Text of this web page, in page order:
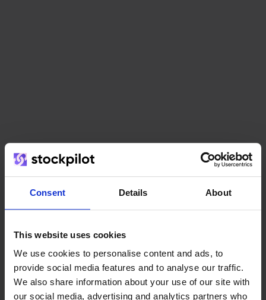
Consent Details About
This website uses cookies
We use cookies to personalise content and ads, to
provide social media features and to analyse our traffic.
We also share information about your use of our site with
our social media, advertising and analytics partners who
Het team